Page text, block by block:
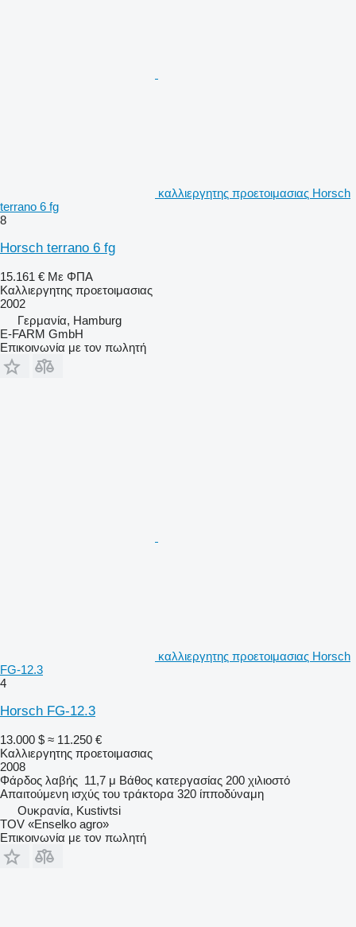
καλλιεργητης προετοιμασιας Horsch
terrano 6 fg
8
Horsch terrano 6 fg
15.161 € Με ΦΠΑ
Καλλιεργητης προετοιμασιας
2002
Γερμανία, Hamburg
E-FARM GmbH
Επικοινωνία με τον πωλητή
καλλιεργητης προετοιμασιας Horsch
FG-12.3
4
Horsch FG-12.3
13.000 $ ≈ 11.250 €
Καλλιεργητης προετοιμασιας
2008
Φάρδος λαβής 11,7 μ Βάθος κατεργασίας 200 χιλιοστό
Απαιτούμενη ισχύς του τράκτορα 320 ίπποδύναμη
Ουκρανία, Kustivtsi
TOV «Enselko agro»
Επικοινωνία με τον πωλητή